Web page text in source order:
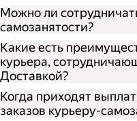
Можно ли
самозанятости?
Какие есть
курьера,
Доставкой?
Когда приходят
заказов курьеру-